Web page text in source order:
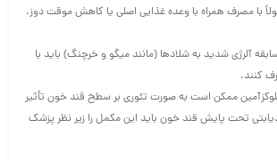
با مصرف همراه با وعده غذایی اصلی یا کاهش موقت دوز،
سابقه آلرژی شدید به شلاد‌ها (مانند میگو و خرچنگ) باید با
کنند.
ممکن است به صورت تئوری بر سطح قند خون تأثیر
دیابتی تحت پایش قند خون باید این مکمل را زیر نظر پزشک